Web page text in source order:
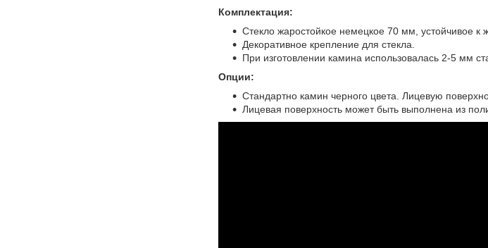
Комплектация:
Стекло жаростойкое немецкое 70 мм, устойчивое
Декоративное крепление для стекла.
При изготовлении камина использовалась 2-5 мм
Опции:
Стандартно камин черного цвета. Лицевую
Лицевая поверхность может быть выполнена из